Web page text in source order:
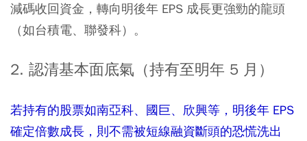
減碼收回資金，轉向明後年 EPS 成長更強勁的龍頭
（如台積電、聯發科）。
2. 認清基本面底氣（持有至明年 5 月）
若持有的股票如南亞科、國巨、欣興等，明後年 EPS
確定倍數成長，則不需被短線融資斷頭的恐慌洗出